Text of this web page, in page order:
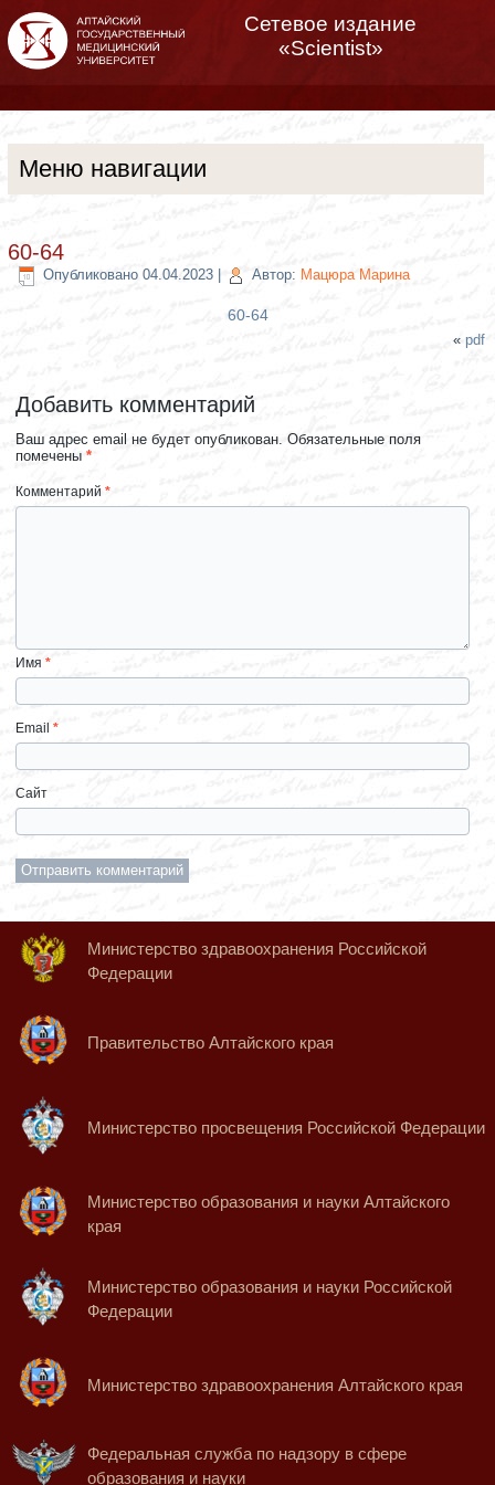
Сетевое издание
«Scientist»
Меню навигации
60-64
Опубликовано 04.04.2023 Автор: Мацюра Марина
60-64
«pdf
Добавить комментарий
Ваш адрес email не будет опубликован. Обязательные поля
помечены*
Комментарий*
Имя*
Email*
Сайт
Министерство здравоохранения Российской
Федерации
Правительство Алтайского края
Министерство просвещения Российской Федерации
Министерство образования и науки Алтайского
края
Министерство образования и науки Российской
Федерации
Министерство здравоохранения Алтайского края
Федеральная служба по надзору в сфере
образования и науки